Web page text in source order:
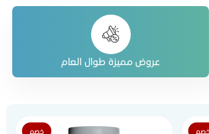
عروض مميزة طوال العام
خصم